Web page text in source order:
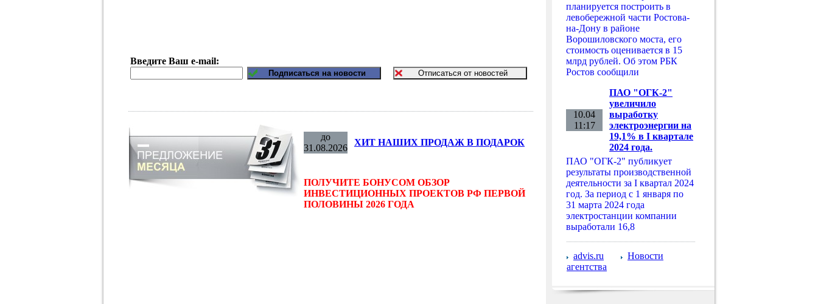
Введите Ваш e-mail:
до
31.08.2026
ХИТ НАШИХ ПРОДАЖ В ПОДАРОК
ПОЛУЧИТЕ БОНУСОМ ОБЗОР
ИНВЕСТИЦИОННЫХ ПРОЕКТОВ РФ ПЕРВОЙ
ПОЛОВИНЫ 2026 ГОДА
планируется построить в
левобережной части Ростова-
на-Дону в районе
Ворошиловского моста, его
стоимость оценивается в 15
млрд рублей. Об этом РБК
Ростов сообщили
10.04
11:17
ПАО "ОГК-2"
увеличило
выработку
электроэнергии на
19,1% в I квартале
2024 года.
ПАО "ОГК-2" публикует
результаты производственной
деятельности за I квартал 2024
год. За период с 1 января по
31 марта 2024 года
электростанции компании
выработали 16,8
advis.ru
Новости
агентства